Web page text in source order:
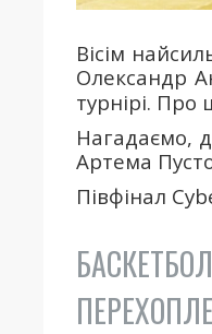
Вісім
Олександр
турнірі.
Нагадаємо,
Артема
Півфінал